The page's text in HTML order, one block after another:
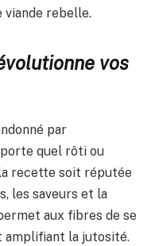
viande rebelle.
vos
par
quel rôti ou
recette soit réputée
les saveurs et la
aux fibres de se
amplifiant la jutosité.